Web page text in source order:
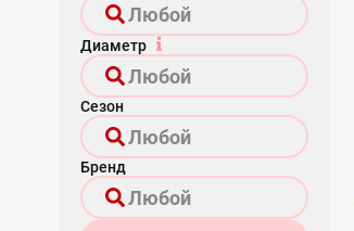
Диаметр
Сезон
Бренд